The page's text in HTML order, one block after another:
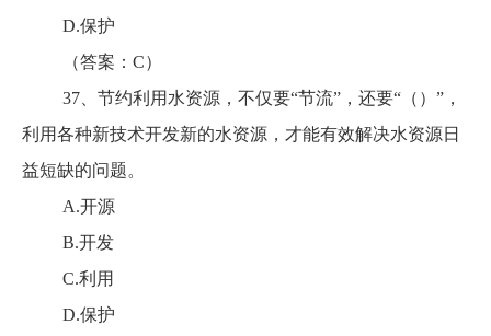
D.保护
（答案：C）
37、节约利用水资源，不仅要“节流”，还要“（）”，
利用各种新技术开发新的水资源，才能有效解决水资源日
益短缺的问题。
A.开源
B.开发
C.利用
D.保护